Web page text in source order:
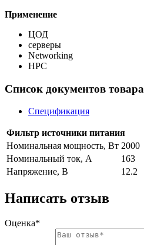
Применение
ЦОД
серверы
Networking
HPC
Список документов товара
Спецификация
Фильтр источники питания
Номинальная мощность, Вт 2000
Номинальный ток, A
163
Напряжение, В
12.2
Написать отзыв
Оценка*